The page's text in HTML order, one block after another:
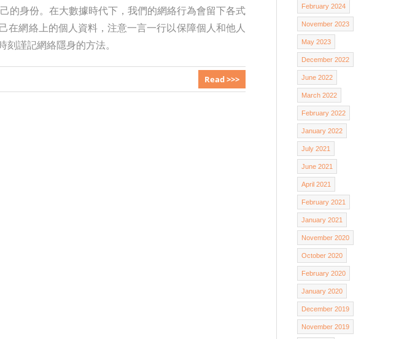
身份。在大數據時代下，我們的網絡行為會留下各式
在網絡上的個人資料，注意一言一行以保障個人和他人
刻謹記網絡隱身的方法。
Read >>>
February 2024
November 2023
May 2023
December 2022
June 2022
March 2022
February 2022
January 2022
July 2021
June 2021
April 2021
February 2021
January 2021
November 2020
October 2020
February 2020
January 2020
December 2019
November 2019